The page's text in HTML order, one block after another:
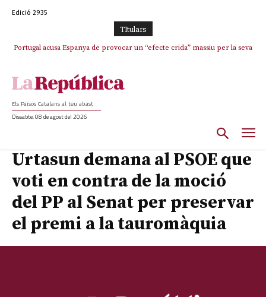
Edició 2935
TItulars
Portugal acusa Espanya de provocar un “efecte crida” massiu per la seva
El col·lapse de l’operació de Marc Puigtió a Girona: desbandada de
Els Països Catalans al teu abast
Dissabte, 08 de agost del 2026
Urtasun demana al PSOE que
voti en contra de la moció
del PP al Senat per preservar
el premi a la tauromàquia